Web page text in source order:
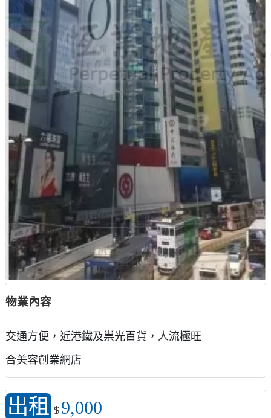
物業內容
交通方便，近港鐵及祟光百貨，人流極旺
合美容創業網店
出租 $ 9,000